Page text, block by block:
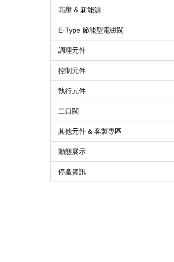
高壓 & 新能源
E-Type 節能型電磁閥
調理元件
控制元件
執行元件
二口閥
其他元件 & 客製專區
動態展示
停產資訊